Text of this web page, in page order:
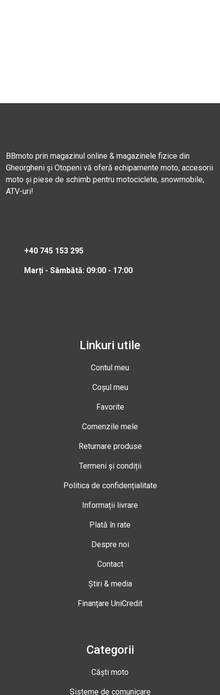
BBmoto prin magazinul online & magazinele fizice din
Gheorgheni și Otopeni vă oferă echipamente moto, accesorii
moto și piese de schimb pentru motociclete, snowmobile,
ATV-uri!
+40 745 153 295
Marți - Sâmbătă: 09:00 - 17:00
Linkuri utile
Contul meu
Coșul meu
Favorite
Comenzile mele
Returnare produse
Termeni și condiții
Politica de confidențialitate
Informații livrare
Plată în rate
Despre noi
Contact
Știri & media
Finanțare UniCredit
Categorii
Căști moto
Sisteme de comunicare